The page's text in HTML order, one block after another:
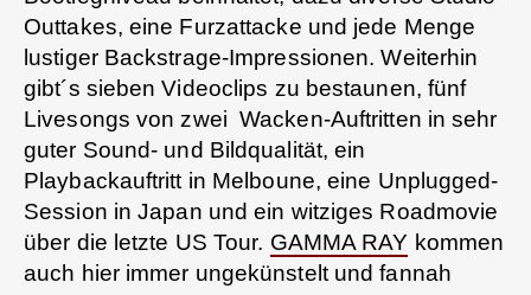
Outtakes, eine Furzattacke und jede Menge
lustiger Backstrage-Impressionen. Weiterhin
gibt´s sieben Videoclips zu bestaunen, fünf
Livesongs von zwei Wacken-Auftritten in sehr
guter Sound- und Bildqualität, ein
Playbackauftritt in Melboune, eine Unplugged-
Session in Japan und ein witziges Roadmovie
über die letzte US Tour. GAMMA RAY kommen
auch hier immer ungekünstelt und fannah